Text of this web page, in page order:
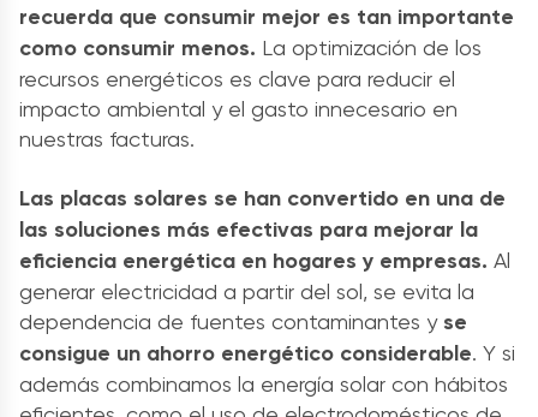
recuerda que consumir mejor es tan importante
como consumir menos. La optimización de los
recursos energéticos es clave para reducir el
impacto ambiental y el gasto innecesario en
nuestras facturas.
Las placas solares se han convertido en una de
las soluciones más efectivas para mejorar la
eficiencia energética en hogares y empresas. Al
generar electricidad a partir del sol, se evita la
dependencia de fuentes contaminantes y se
consigue un ahorro energético considerable. Y si
además combinamos la energía solar con hábitos